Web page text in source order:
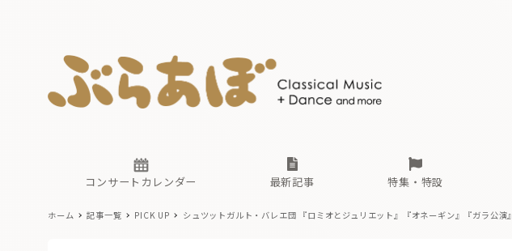
コンサートカレンダー 最新記事 特集・特設
古楽とその先と
無料ライブ配信スケジュール
あ か さ
ホーム 記事一覧 PICK UP シュツットガルト・バレエ団 『ロミオとジュリエット』『オネーギン』『ガラ公演』